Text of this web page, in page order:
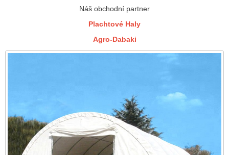
Náš obchodní partner
Plachtové Haly
Agro-Dabaki